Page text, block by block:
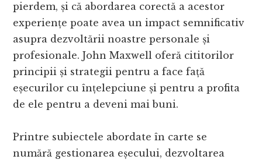
pierdem, și că abordarea corectă a acestor
experiențe poate avea un impact semnificativ
asupra dezvoltării noastre personale și
profesionale. John Maxwell oferă cititorilor
principii și strategii pentru a face față
eșecurilor cu înțelepciune și pentru a profita
de ele pentru a deveni mai buni.
Printre subiectele abordate în carte se
numără gestionarea eșecului, dezvoltarea